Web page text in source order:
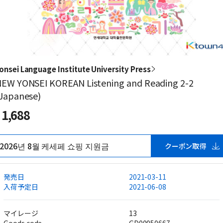
Language Institute University Press
YONSEI KOREAN Listening and Reading 2-2
1,688
2026년 8월 케세페 쇼핑 지원금 クーポン取得
発売日
2021-03-11
入荷予定日
2021-06-08
マイレージ
13